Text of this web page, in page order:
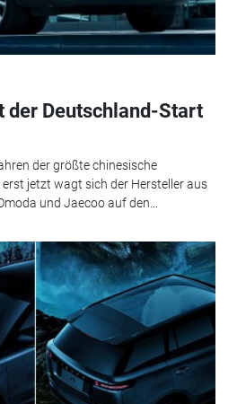
der Deutschland-Start
der größte chinesische
jetzt wagt sich der Hersteller aus
und Jaecoo auf den...